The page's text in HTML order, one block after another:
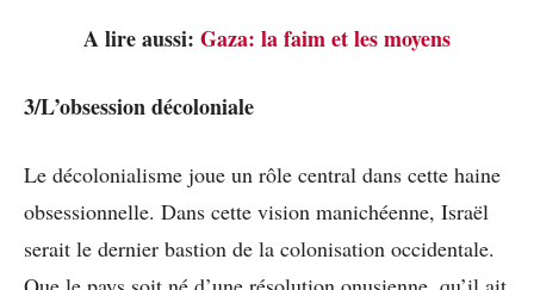
A lire aussi: Gaza: la faim et les moyens
3/L’obsession décoloniale
Le décolonialisme joue un rôle central dans cette haine
obsessionnelle. Dans cette vision manichéenne, Israël
serait le dernier bastion de la colonisation occidentale.